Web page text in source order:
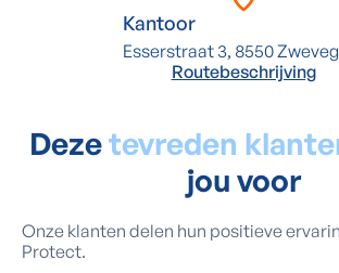
Kantoor
Esserstraat 3, 8550
Routebeschrijving
Dezetevreden
jou voor
Onze klanten delen hun positieve
Protect.